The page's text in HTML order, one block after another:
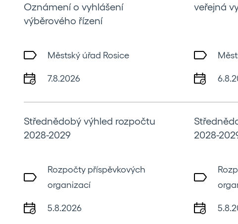
Oznámení o vyhlášení
výběrového řízení
Městský úřad Rosice
7.8.2026
veřejná
Střednědobý výhled rozpočtu
2028-2029
Rozpočty příspěvkových
organizací
5.8.2026
2028-